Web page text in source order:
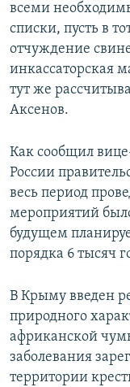
всеми
списки, пусть в
отчуждение
инкассаторская
тут же
Аксенов.
Как сообщил
России
весь период
мероприятий
будущем
порядка 6 тысяч
В Крыму введен
природного
африканской
заболевания
территории